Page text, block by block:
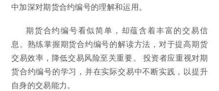
中加深对期货合约编号的理解和运用。
期货合约编号看似简单，却蕴含着丰富的交易信
息。熟练掌握期货合约编号的解读方法，对于提高期货
交易效率，降低交易风险至关重要。 投资者应重视对期
货合约编号的学习，并在实际交易中不断实践，以提升
自身的交易能力。